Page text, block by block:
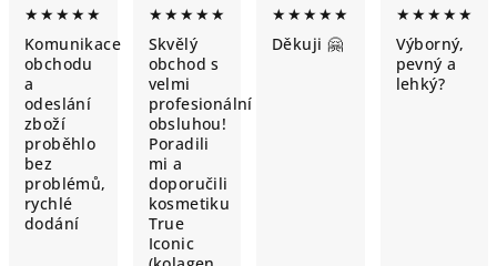
★★★★★
Komunikace
obchodu
a
odeslání
zboží
proběhlo
bez
problémů,
rychlé
dodání
★★★★★
Skvělý
obchod s
velmi
profesionální
obsluhou!
Poradili
mi a
doporučili
kosmetiku
True
Iconic
★★★★★
Děkuji 🤗
★★★★★
Výborný,
pevný a
lehký?